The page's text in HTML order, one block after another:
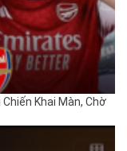
Khai Màn, Chờ